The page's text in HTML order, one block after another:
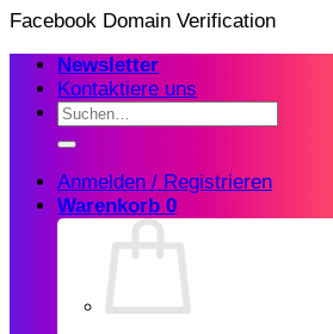
Facebook Domain VerificationZum
Newsletter
Kontaktiere uns
Suchen
Anmelden / Registrieren
Warenkorb 0